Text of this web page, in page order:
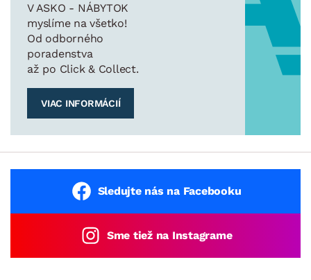
V ASKO - NÁBYTOK
myslíme na všetko!
Od odborného
poradenstva
až po Click & Collect.
VIAC INFORMÁCIÍ
Sledujte nás na Facebooku
Sme tiež na Instagrame